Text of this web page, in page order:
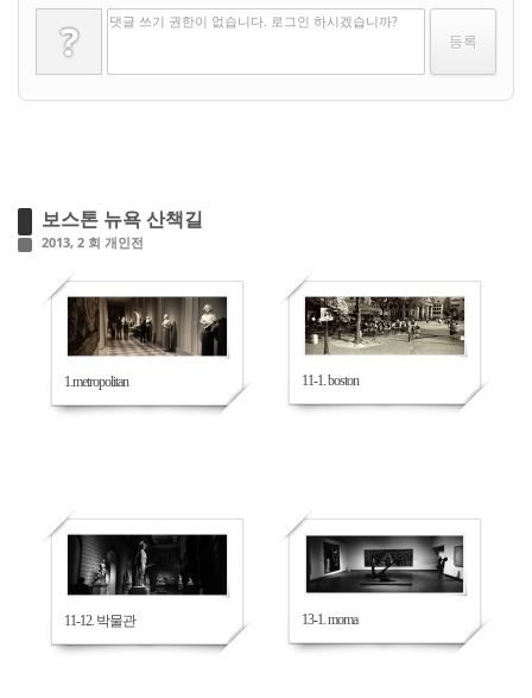
? 댓글 쓰기 권한이 없습니다. 로그인 하시겠습니까?
보스톤 뉴욕 산책길
2013, 2 회 개인전
1.metropolitan
614
11-1. boston
470
11-12. 박물관
503
13-1. moma
528